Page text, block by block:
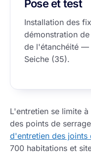
Pose et test
Installation des
démonstration
de l'étanchéité —
Seiche (35).
L'entretien se limite
des points de
d'entretien des joints
700 habitations et